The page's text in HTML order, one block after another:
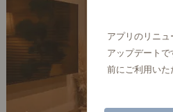
アプリのリニ
アップデート
前にご利用い